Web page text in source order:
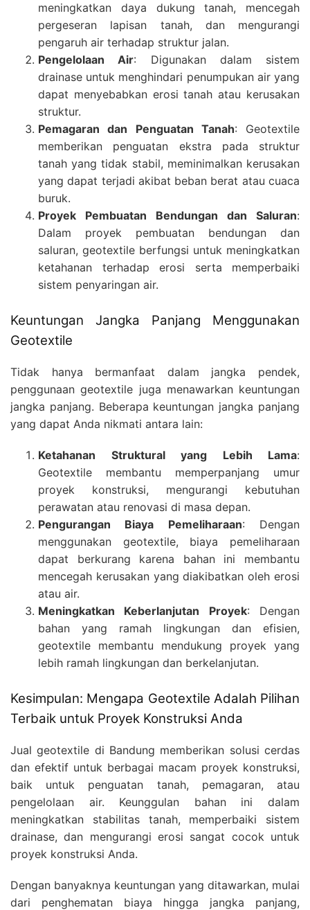
meningkatkan daya dukung tanah, mencegah
pergeseran lapisan tanah, dan mengurangi
pengaruh air terhadap struktur jalan.
Pengelolaan Air: Digunakan dalam sistem
drainase untuk menghindari penumpukan air yang
dapat menyebabkan erosi tanah atau kerusakan
struktur.
Pemagaran dan Penguatan Tanah: Geotextile
memberikan penguatan ekstra pada struktur
tanah yang tidak stabil, meminimalkan kerusakan
yang dapat terjadi akibat beban berat atau cuaca
buruk.
Proyek Pembuatan Bendungan dan Saluran:
Dalam proyek pembuatan bendungan dan
saluran, geotextile berfungsi untuk meningkatkan
ketahanan terhadap erosi serta memperbaiki
sistem penyaringan air.
Keuntungan Jangka Panjang Menggunakan
Geotextile
Tidak hanya bermanfaat dalam jangka pendek,
penggunaan geotextile juga menawarkan keuntungan
jangka panjang. Beberapa keuntungan jangka panjang
yang dapat Anda nikmati antara lain:
Ketahanan Struktural yang Lebih Lama:
Geotextile membantu memperpanjang umur
proyek konstruksi, mengurangi kebutuhan
perawatan atau renovasi di masa depan.
Pengurangan Biaya Pemeliharaan: Dengan
menggunakan geotextile, biaya pemeliharaan
dapat berkurang karena bahan ini membantu
mencegah kerusakan yang diakibatkan oleh erosi
atau air.
Meningkatkan Keberlanjutan Proyek: Dengan
bahan yang ramah lingkungan dan efisien,
geotextile membantu mendukung proyek yang
lebih ramah lingkungan dan berkelanjutan.
Kesimpulan: Mengapa Geotextile Adalah Pilihan
Terbaik untuk Proyek Konstruksi Anda
Jual geotextile di Bandung memberikan solusi cerdas
dan efektif untuk berbagai macam proyek konstruksi,
baik untuk penguatan tanah, pemagaran, atau
pengelolaan air. Keunggulan bahan ini dalam
meningkatkan stabilitas tanah, memperbaiki sistem
drainase, dan mengurangi erosi sangat cocok untuk
proyek konstruksi Anda.
Dengan banyaknya keuntungan yang ditawarkan, mulai
dari penghematan biaya hingga jangka panjang,